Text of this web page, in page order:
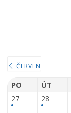
ČERVEN
PO ÚT
27 28